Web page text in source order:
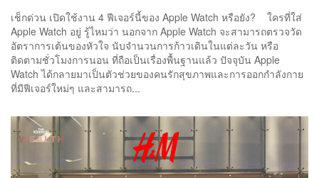
เช็กด่วน เปิดใช้งาน 4 ฟีเจอร์นี้ของ Apple Watch หรือยัง? ใครที่ใส่
Apple Watch อยู่ รู้ไหมว่า นอกจาก Apple Watch จะสามารถตรวจวัด
อัตราการเต้นของหัวใจ นับจำนวนการก้าวเดินในแต่ละวัน หรือ
ติดตามชั่วโมงการนอน ที่ถือเป็นเรื่องพื้นฐานแล้ว ปัจจุบัน Apple
Watch ได้กลายมาเป็นตัวช่วยของคนรักสุขภาพและการออกกำลังกาย
ที่มีฟีเจอร์ใหม่ๆ และสามารถ...